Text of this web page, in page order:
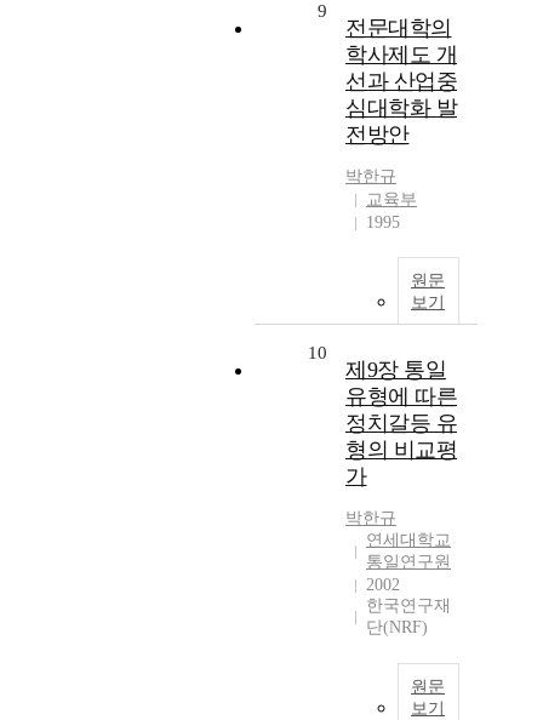
9
전문대학의
학사제도 개
선과 산업중
심대학화 발
전방안
박한규
교육부
1995
원문
보기
10
제9장 통일
유형에 따른
정치갈등 유
형의 비교평
가
박한규
연세대학교
통일연구원
2002
한국연구재
단(NRF)
원문
보기